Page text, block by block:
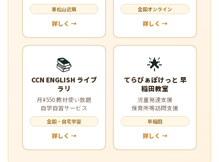
東松山近隣
詳しく →
全国オンライン
詳しく →
📚
CCN ENGLISH ライブ
ラリ
月¥550 教材使い放題
自学自習サービス
全国・自宅学習
詳しく →
🌟
てらぴぁぽけっと 早
稲田教室
児童発達支援
保育所等訪問支援
早稲田
詳しく →